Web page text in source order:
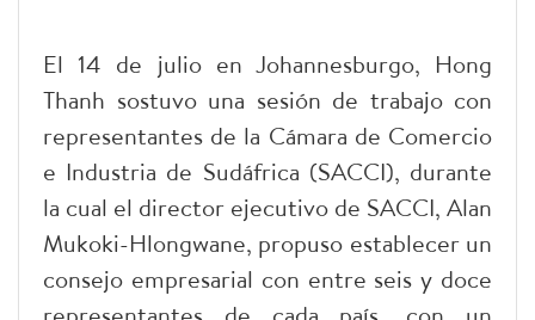
El 14 de julio en Johannesburgo, Hong
Thanh sostuvo una sesión de trabajo con
representantes de la Cámara de Comercio
e Industria de Sudáfrica (SACCI), durante
la cual el director ejecutivo de SACCI, Alan
Mukoki-Hlongwane, propuso establecer un
consejo empresarial con entre seis y doce